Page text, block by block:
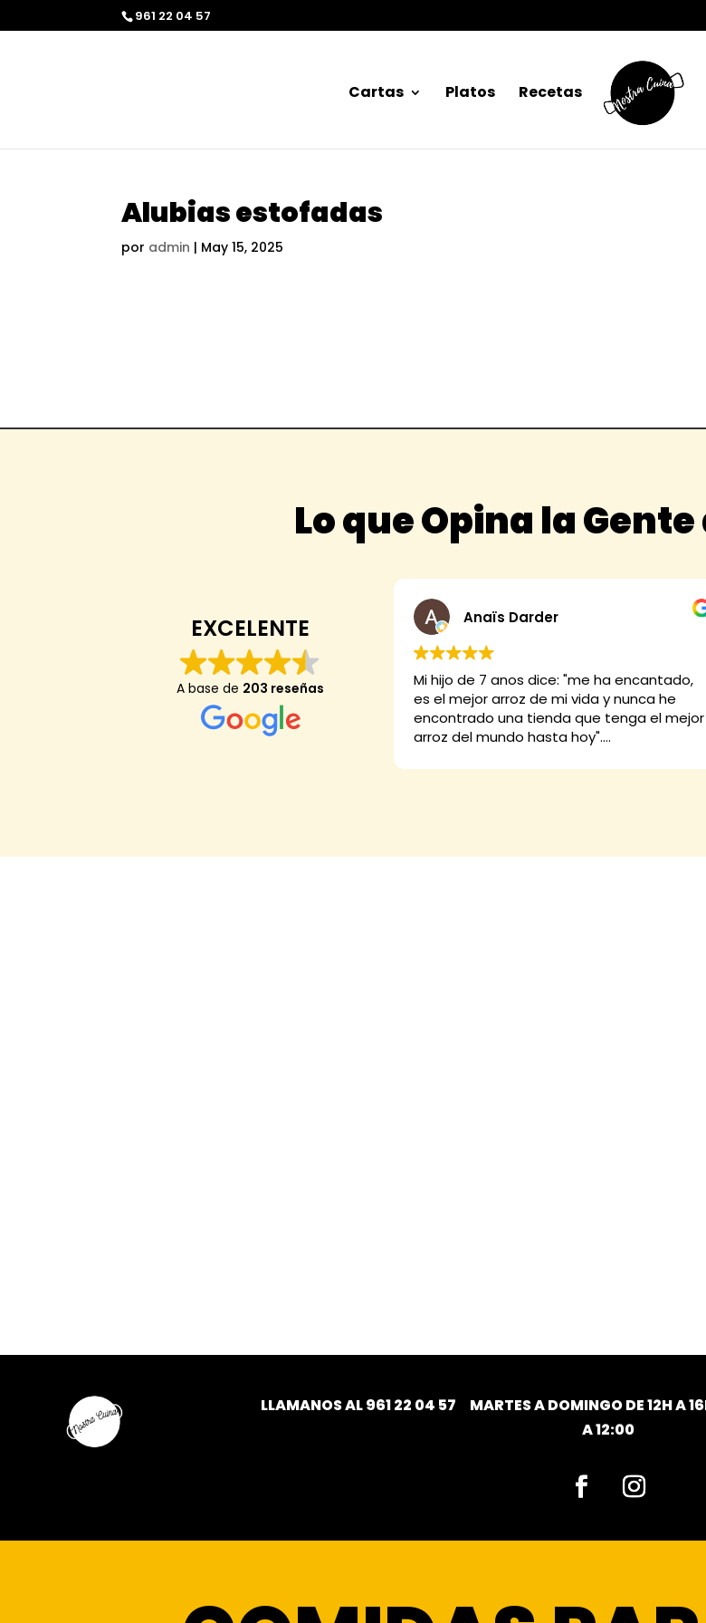
961 22 04 57
Saltar al contenido
Cartas Platos Recetas
Alubias estofadas
por admin | May 15, 2025
Lo que Opina la
EXCELENTE
A base de 203 reseñas
Anaïs Darder
Mi hijo de 7 anos dice: "me ha encantado,
es el mejor arroz de mi vida y nunca he
encontrado una tienda que tenga el mejor
arroz del mundo hasta hoy".
la paella, las croquetas... Y ellos no pueden
LLAMANOS AL961 22 04 57 MARTES A DOMINGO DE 12H A
A 12:00